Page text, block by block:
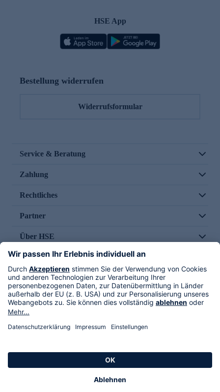
HSE App
Bestellung widerrufen
Widerrufsformular
Service & Beratung
Zahlung
Rechtliches
Partner
Über HSE
Im TV
HSE International